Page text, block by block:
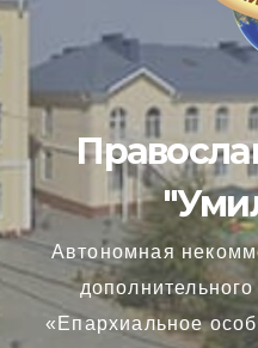
Автономная
«Епархиальное